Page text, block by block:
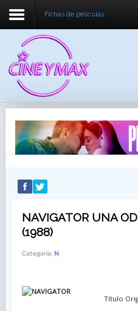
Fichas de peliculas
NAVIGATOR UNA
(1988)
Categoría: N
Título